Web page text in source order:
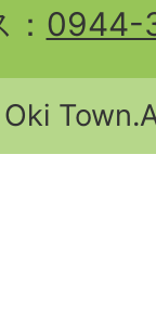
0944-